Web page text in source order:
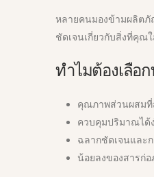
หลายคนมองข้ามผลิตภั
ชัดเจนเกี่ยวกับสิ่งที่คุณ
ทำไมต้องเลือ
คุณภาพส่วนผสมที่
ควบคุมปริมาณได้
ฉลากชัดเจนและ
น้อยลงของสารก่